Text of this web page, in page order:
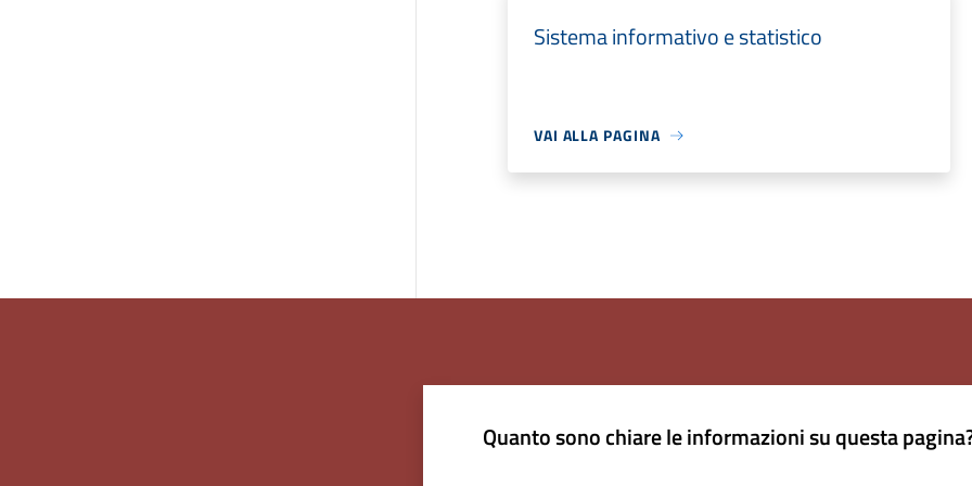
Sistema informativo e statistico
VAI ALLA PAGINA
Quanto sono chiare le informazioni su questa